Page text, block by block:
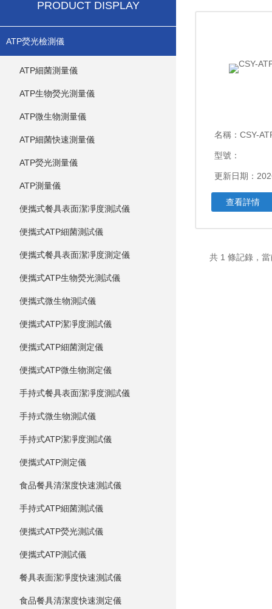
PRODUCT DISPLAY
ATP熒光檢測儀
ATP細菌測量儀
ATP生物熒光測量儀
ATP微生物測量儀
ATP細菌快速測量儀
ATP熒光測量儀
ATP測量儀
便攜式餐具表面潔凈度測試儀
便攜式ATP細菌測試儀
便攜式餐具表面潔凈度測定儀
便攜式ATP生物熒光測試儀
便攜式微生物測試儀
便攜式ATP潔凈度測試儀
便攜式ATP細菌測定儀
便攜式ATP微生物測定儀
手持式餐具表面潔凈度測試儀
手持式微生物測試儀
手持式ATP潔凈度測試儀
便攜式ATP測定儀
食品餐具清潔度快速測試儀
手持式ATP細菌測試儀
便攜式ATP熒光測試儀
便攜式ATP測試儀
餐具表面潔凈度快速測試儀
食品餐具清潔度快速測定儀
名稱： CSY-
型號：
更新日期：
查看詳情
共 1 條記錄